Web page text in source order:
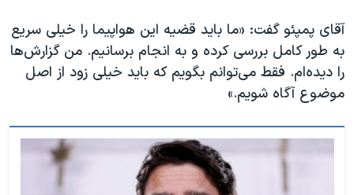
صفحه‌های ویژه
سفر پرزیدنت ترامپ به چین
آقای پمپئو گفت: «ما باید قضیه این هواپیما را خیلی سریع
به طور کامل بررسی کرده و به انجام برسانیم. من گزارش‌ها
را دیده‌ام. فقط می‌توانم بگویم که باید خیلی زود از اصل
موضوع آگاه شویم.»